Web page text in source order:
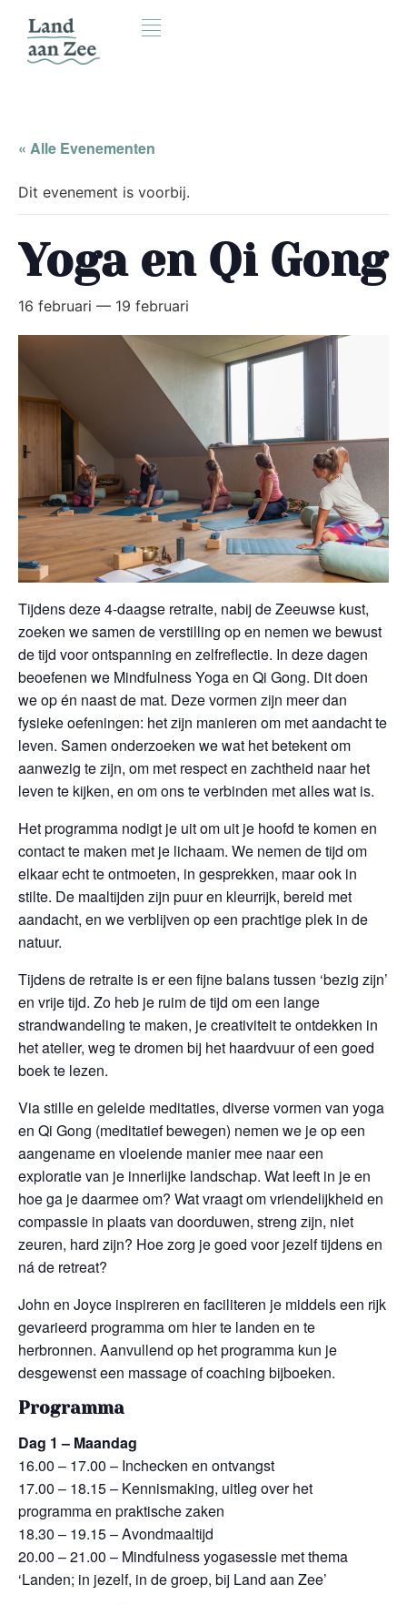
« Alle Evenementen
Dit evenement is voorbij.
Yoga en Qi Gong
16 februari — 19 februari
Tijdens deze 4-daagse retraite, nabij de Zeeuwse kust,
zoeken we samen de verstilling op en nemen we bewust
de tijd voor ontspanning en zelfreflectie. In deze dagen
beoefenen we Mindfulness Yoga en Qi Gong. Dit doen
we op én naast de mat. Deze vormen zijn meer dan
fysieke oefeningen: het zijn manieren om met aandacht te
leven. Samen onderzoeken we wat het betekent om
aanwezig te zijn, om met respect en zachtheid naar het
leven te kijken, en om ons te verbinden met alles wat is.
Het programma nodigt je uit om uit je hoofd te komen en
contact te maken met je lichaam. We nemen de tijd om
elkaar echt te ontmoeten, in gesprekken, maar ook in
stilte. De maaltijden zijn puur en kleurrijk, bereid met
aandacht, en we verblijven op een prachtige plek in de
natuur.
Tijdens de retraite is er een fijne balans tussen ‘bezig zijn’
en vrije tijd. Zo heb je ruim de tijd om een lange
strandwandeling te maken, je creativiteit te ontdekken in
het atelier, weg te dromen bij het haardvuur of een goed
boek te lezen.
Via stille en geleide meditaties, diverse vormen van yoga
en Qi Gong (meditatief bewegen) nemen we je op een
aangename en vloeiende manier mee naar een
exploratie van je innerlijke landschap. Wat leeft in je en
hoe ga je daarmee om? Wat vraagt om vriendelijkheid en
compassie in plaats van doorduwen, streng zijn, niet
zeuren, hard zijn? Hoe zorg je goed voor jezelf tijdens en
ná de retreat?
John en Joyce inspireren en faciliteren je middels een rijk
gevarieerd programma om hier te landen en te
herbronnen. Aanvullend op het programma kun je
desgewenst een massage of coaching bijboeken.
Programma
Dag 1 – Maandag
16.00 – 17.00 – Inchecken en ontvangst
17.00 – 18.15 – Kennismaking, uitleg over het
programma en praktische zaken
18.30 – 19.15 – Avondmaaltijd
20.00 – 21.00 – Mindfulness yogasessie met thema
‘Landen; in jezelf, in de groep, bij Land aan Zee’